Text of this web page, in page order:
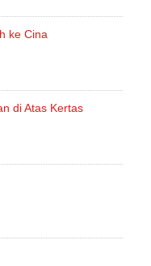
ke Cina
di Atas Kertas